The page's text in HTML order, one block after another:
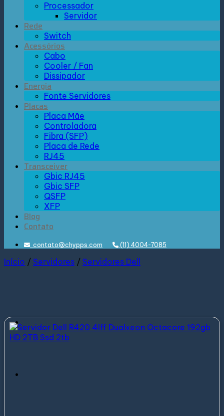
Processador
Servidor
Rede
Switch
Acessórios
Cabo
Cooler / Fan
Dissipador
Energia
Fonte Servidores
Placas
Placa Mãe
Controladora
Fibra (SFP)
Placa de Rede
RJ45
Transceiver
Gbic RJ45
Gbic SFP
QSFP
XFP
Blog
Contato
contato@chypps.com (11) 4004-7085
Início / Servidores / Servidores Dell